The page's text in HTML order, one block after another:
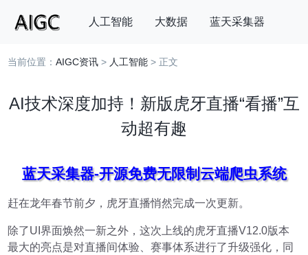
人工智能 大数据 蓝天采集器
搜索
当前位置：AIGC资讯 > 人工智能 > 正文
AI技术深度加持！新版虎牙直播“看播”互
动超有趣
蓝天采集器-开源免费无限制云端爬虫系统
赶在龙年春节前夕，虎牙直播悄然完成一次更新。
除了UI界面焕然一新之外，这次上线的虎牙直播V12.0版本
最大的亮点是对直播间体验、赛事体系进行了升级强化，同